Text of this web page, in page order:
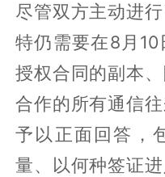
尽管双方主动进
特仍需要在8月
授权合同的副本
合作的所有通信
予以正面回答，
量、以何种签证